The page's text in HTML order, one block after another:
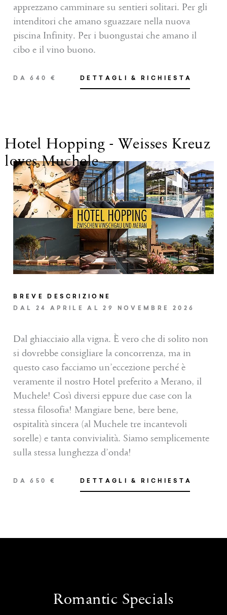
PRENOTARE
apprezzano camminare su sentieri solitari. Per gli
intenditori che amano sguazzare nella nuova
piscina Infinity. Per i buongustai che amano il
cibo e il vino buono.
DA 640 € DETTAGLI & RICHIESTA
Soggiorno di 5 notti, ne paghi 4 (dalla domenica
al venerdì)
Soggiorno di 4 notti, ne paghi 3 (dalla domenica
al giovedí)
ALTRI SERVIZI INCLUSI
Hotel Hopping - Weisses Kreuz
loves Muchele
BREVE DESCRIZIONE
DAL 24 APRILE AL 29 NOVEMBRE 2026
Dal ghiacciaio alla vigna. È vero che di solito non
si dovrebbe consigliare la concorrenza, ma in
questo caso facciamo un’eccezione perché è
veramente il nostro Hotel preferito a Merano, il
Muchele! Così diversi eppure due case con la
stessa filosofia! Mangiare bene, bere bene,
ospitalità sincera (al Muchele tre incantevoli
sorelle) e tanta convivialità. Siamo semplicemente
sulla stessa lunghezza d’onda!
DA 650 € DETTAGLI & RICHIESTA
SERVIZI INCLUSI
Ricca colazione e cena a 5 portate
E-bike per un giorno, scoprite il nostro paesaggio
Romantic Specials